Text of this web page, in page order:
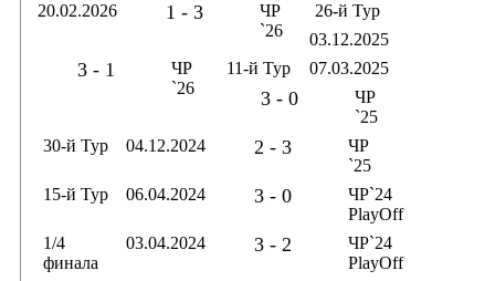
20.02.2026 1 - 3
ЧР
`26
26-й Тур
03.12.2025
3 - 1
ЧР
`26
11-й Тур 07.03.2025
3 - 0
ЧР
`25
30-й Тур
04.12.2024 2 - 3
ЧР
`25
15-й Тур
06.04.2024 3 - 0
ЧР`24
PlayOff
1/4
финала
03.04.2024 3 - 2
ЧР`24
PlayOff